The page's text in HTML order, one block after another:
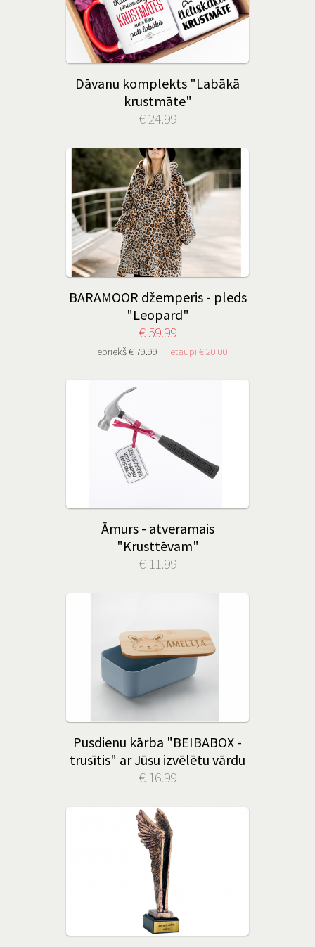
Dāvanu komplekts "Labākā
krustmāte"
€ 24.99
BARAMOOR džemperis - pleds
"Leopard"
€ 59.99
iepriekš € 79.99 ietaupi € 20.00
Āmurs - atveramais
"Krusttēvam"
€ 11.99
Pusdienu kārba "BEIBABOX -
trusītis" ar Jūsu izvēlētu vārdu
€ 16.99